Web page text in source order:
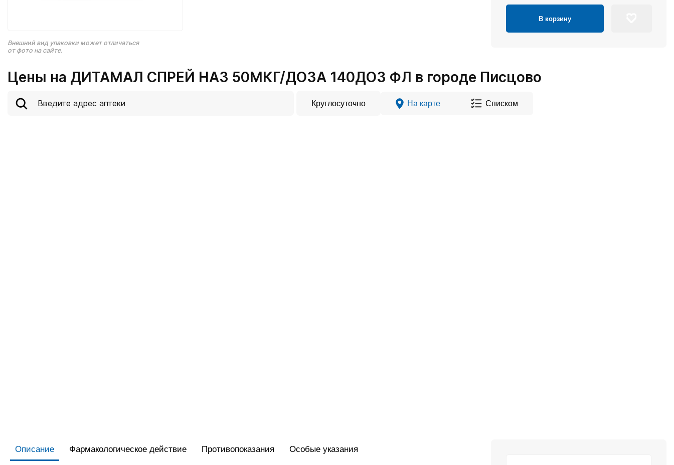
Внешний вид упаковки может отличаться
от фото на сайте.
В корзину
Цены на ДИТАМАЛ СПРЕЙ НАЗ 50МКГ/ДОЗА 140ДОЗ ФЛ в городе Писцово
Круглосуточно На карте Списком
Описание Фармакологическое действие Противопоказания Особые указания